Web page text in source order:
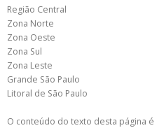
Região Central
Zona Norte
Zona Oeste
Zona Sul
Zona Leste
Grande São Paulo
Litoral de São Paulo
O conteúdo do texto desta página